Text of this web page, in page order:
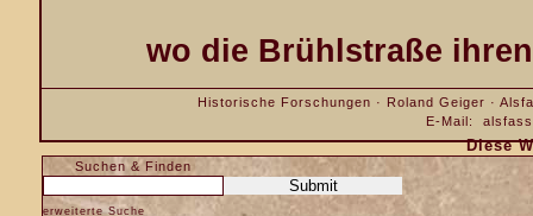
wo die Brühlstraße
Historische Forschungen · Roland Geiger ·
E-Mail:
Diese
Suchen & Finden
erweiterte Suche